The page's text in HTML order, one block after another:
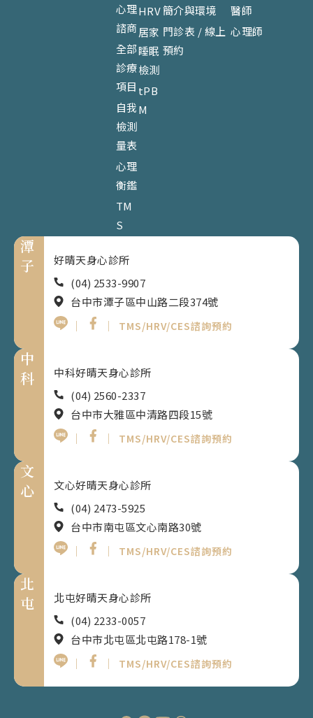
心理
諮商
全部
診療
項目
自我
檢測
量表
心理
衡鑑
TM
S
HRV
居家
睡眠
檢測
tPB
M
簡介與環境
門診表 / 線上
預約
醫師
心理師
潭
子
好晴天身心診所
(04) 2533-9907
台中市潭子區中山路二段374號
｜
｜ TMS/HRV/CES諮詢預約
中
科
中科好晴天身心診所
(04) 2560-2337
台中市大雅區中清路四段15號
｜
｜ TMS/HRV/CES諮詢預約
文
心
文心好晴天身心診所
(04) 2473-5925
台中市南屯區文心南路30號
｜
｜ TMS/HRV/CES諮詢預約
北
屯
北屯好晴天身心診所
(04) 2233-0057
台中市北屯區北屯路178-1號
｜
｜ TMS/HRV/CES諮詢預約